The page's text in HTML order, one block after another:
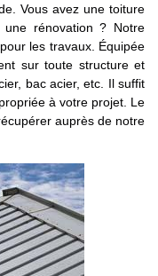
Vous avez une toiture
rénovation ? Notre
les travaux. Équipée
sur toute structure et
bac acier, etc. Il suffit
à votre projet. Le
auprès de notre